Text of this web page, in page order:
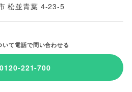
松並青葉 4-23-5
いて電話で問い合わせる
0120-221-700